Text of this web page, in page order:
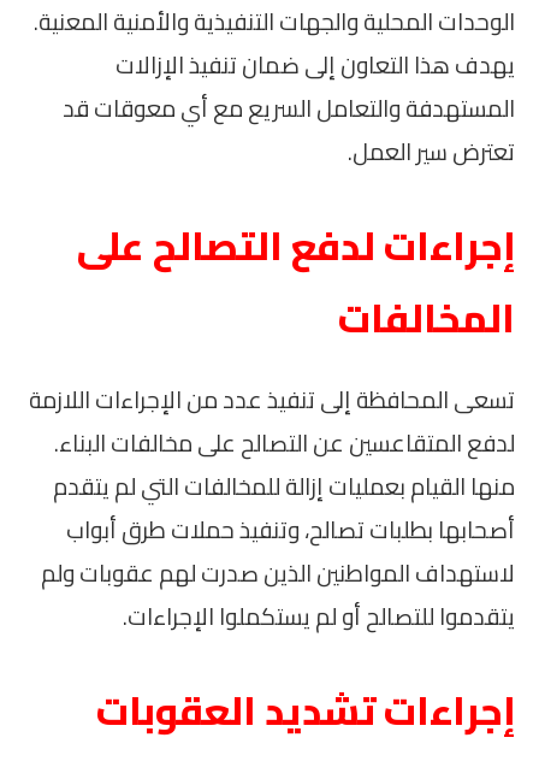
الوحدات المحلية والجهات التنفيذية والأمنية المعنية.
يهدف هذا التعاون إلى ضمان تنفيذ الإزالات
المستهدفة والتعامل السريع مع أي معوقات قد
تعترض سير العمل.
إجراءات لدفع التصالح على
المخالفات
تسعى المحافظة إلى تنفيذ عدد من الإجراءات اللازمة
لدفع المتقاعسين عن التصالح على مخالفات البناء.
منها القيام بعمليات إزالة للمخالفات التي لم يتقدم
أصحابها بطلبات تصالح، وتنفيذ حملات طرق أبواب
لاستهداف المواطنين الذين صدرت لهم عقوبات ولم
يتقدموا للتصالح أو لم يستكملوا الإجراءات.
إجراءات تشديد العقوبات